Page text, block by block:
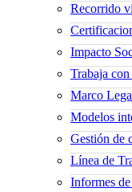
Recorrido
Impacto
Trabaja
Marco
Modelos
Gestión de
Línea de
Informes